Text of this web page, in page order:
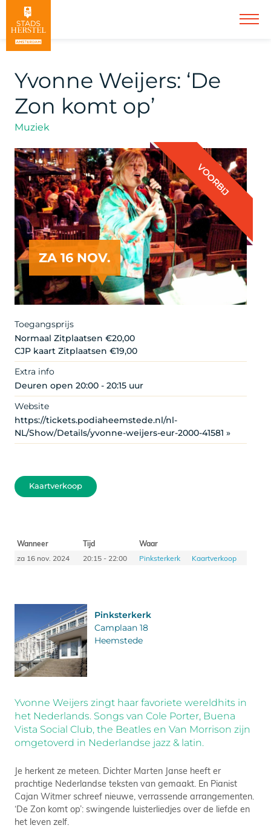
Yvonne Weijers: ‘De
Zon komt op’
Muziek
ZA 16 NOV.
VOORBIJ
Artist
Toegangsprijs
Normaal Zitplaatsen €20,00
CJP kaart Zitplaatsen €19,00
Extra info
Deuren open 20:00 - 20:15 uur
Website
https://tickets.podiaheemstede.nl/nl-
NL/Show/Details/yvonne-weijers-eur-2000-41581 »
Kaartverkoop
Wanneer Tijd
Waar
za 16 nov. 2024
20:15 - 22:00 Pinksterkerk Kaartverkoop
Pinksterkerk
Camplaan 18
Heemstede
Yvonne Weijers zingt haar favoriete wereldhits in
het Nederlands. Songs van Cole Porter, Buena
Vista Social Club, the Beatles en Van Morrison zijn
omgetoverd in Nederlandse jazz & latin.
Je herkent ze meteen. Dichter Marten Janse heeft er
prachtige Nederlandse teksten van gemaakt. En Pianist
Cajan Witmer schreef nieuwe, verrassende arrangementen.
‘De Zon komt op’: swingende luisterliedjes over de liefde en
het leven zelf.